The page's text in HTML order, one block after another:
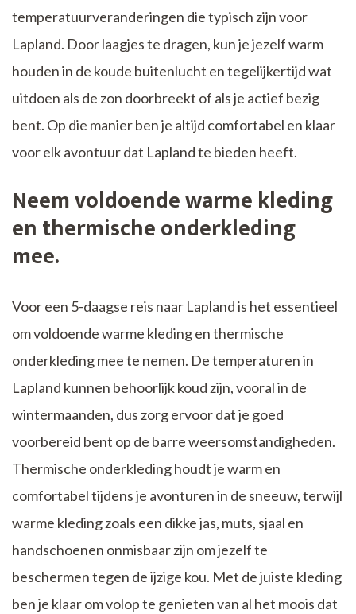
temperatuurveranderingen die typisch zijn voor
Lapland. Door laagjes te dragen, kun je jezelf warm
houden in de koude buitenlucht en tegelijkertijd wat
uitdoen als de zon doorbreekt of als je actief bezig
bent. Op die manier ben je altijd comfortabel en klaar
voor elk avontuur dat Lapland te bieden heeft.
Neem voldoende warme kleding
en thermische onderkleding
mee.
Voor een 5-daagse reis naar Lapland is het essentieel
om voldoende warme kleding en thermische
onderkleding mee te nemen. De temperaturen in
Lapland kunnen behoorlijk koud zijn, vooral in de
wintermaanden, dus zorg ervoor dat je goed
voorbereid bent op de barre weersomstandigheden.
Thermische onderkleding houdt je warm en
comfortabel tijdens je avonturen in de sneeuw, terwijl
warme kleding zoals een dikke jas, muts, sjaal en
handschoenen onmisbaar zijn om jezelf te
beschermen tegen de ijzige kou. Met de juiste kleding
ben je klaar om volop te genieten van al het moois dat